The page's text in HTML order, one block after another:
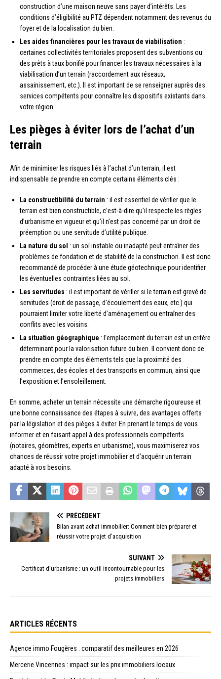
construction d’une maison neuve sans payer d’intérêts. Les
conditions d’éligibilité au PTZ dépendent notamment des revenus du
foyer et de la localisation du bien.
Les aides financières pour les travaux de viabilisation :
certaines collectivités territoriales proposent des subventions ou
des prêts à taux bonifié pour financer les travaux nécessaires à la
viabilisation d’un terrain (raccordement aux réseaux,
assainissement, etc.). Il est important de se renseigner auprès des
services compétents pour connaître les dispositifs existants dans
votre région.
Les pièges à éviter lors de l’achat d’un
terrain
Afin de minimiser les risques liés à l’achat d’un terrain, il est
indispensable de prendre en compte certains éléments clés :
La constructibilité du terrain : il est essentiel de vérifier que le
terrain est bien constructible, c’est-à-dire qu’il respecte les règles
d’urbanisme en vigueur et qu’il n’est pas concerné par un droit de
préemption ou une servitude d’utilité publique.
La nature du sol : un sol instable ou inadapté peut entraîner des
problèmes de fondation et de stabilité de la construction. Il est donc
recommandé de procéder à une étude géotechnique pour identifier
les éventuelles contraintes liées au sol.
Les servitudes : il est important de vérifier si le terrain est grevé de
servitudes (droit de passage, d’écoulement des eaux, etc.) qui
pourraient limiter votre liberté d’aménagement ou entraîner des
conflits avec les voisins.
La situation géographique : l’emplacement du terrain est un critère
déterminant pour la valorisation future du bien. Il convient donc de
prendre en compte des éléments tels que la proximité des
commerces, des écoles et des transports en commun, ainsi que
l’exposition et l’ensoleillement.
En somme, acheter un terrain nécessite une démarche rigoureuse et
une bonne connaissance des étapes à suivre, des avantages offerts
par la législation et des pièges à éviter. En prenant le temps de vous
informer et en faisant appel à des professionnels compétents
(notaires, géomètres, experts en urbanisme), vous maximiserez vos
chances de réussir votre projet immobilier et d’acquérir un terrain
adapté à vos besoins.
PRÉCÉDENT
Bilan avant achat immobilier: Comment bien préparer et
réussir votre projet d’acquisition
SUIVANT
Certificat d’urbanisme : un outil incontournable pour les
projets immobiliers
ARTICLES RÉCENTS
Agence immo Fougères : comparatif des meilleures en 2026
Mercerie Vincennes : impact sur les prix immobiliers locaux